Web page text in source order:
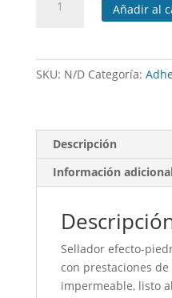
sellador
Añadir al
SKU: N/D Categoría:
Descripción
Información
Sellador efecto-
con prestaciones
impermeable, listo